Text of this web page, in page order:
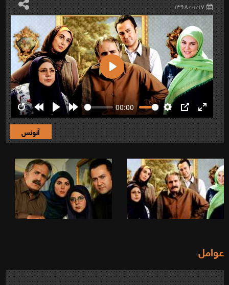
۱۳۹۸/۰۱/۱۷
RestartRewind
10s
Play Forward
10s
00:00
Settings
PIP Enter
Play
آنونس
عوامل